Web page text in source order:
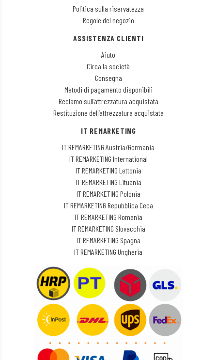
Politica sulla riservatezza
Regole del negozio
ASSISTENZA CLIENTI
Aiuto
Circa la società
Consegna
Metodi di pagamento disponibili
Reclamo sull’attrezzatura acquistata
Restituzione dell’attrezzatura acquistata
IT REMARKETING
IT REMARKETING Austria/Germania
IT REMARKETING International
IT REMARKETING Lettonia
IT REMARKETING Lituania
IT REMARKETING Polonia
IT REMARKETING Repubblica Ceca
IT REMARKETING Romania
IT REMARKETING Slovacchia
IT REMARKETING Spagna
IT REMARKETING Ungheria